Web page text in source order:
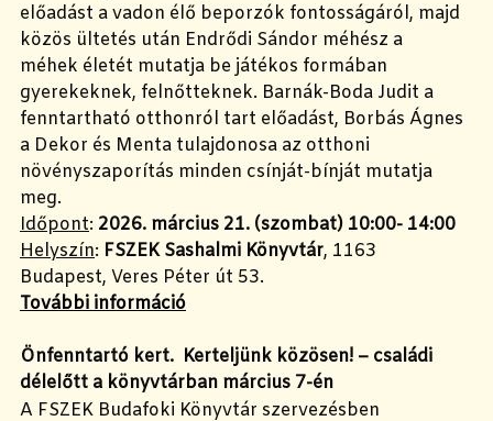
előadást a vadon élő beporzók fontosságáról, majd
közös ültetés után Endrődi Sándor méhész a
méhek életét mutatja be játékos formában
gyerekeknek, felnőtteknek. Barnák-Boda Judit a
fenntartható otthonról tart előadást, Borbás Ágnes
a Dekor és Menta tulajdonosa az otthoni
növényszaporítás minden csínját-bínját mutatja
meg.
Időpont: 2026. március 21. (szombat) 10:00- 14:00
Helyszín: FSZEK Sashalmi Könyvtár, 1163
Budapest, Veres Péter út 53.
További információ
Önfenntartó kert. Kerteljünk közösen! – családi
délelőtt a könyvtárban március 7-én
A FSZEK Budafoki Könyvtár szervezésben